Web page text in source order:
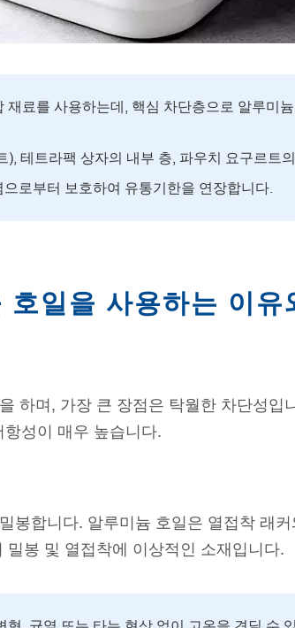
료를 사용하는데, 핵심 차단층으로 알루미
테트라팩 상자의 내부 층, 파우치 요구르트
로부터 보호하여 유통기한을 연장합니다.
일을 사용하는 이유
하며, 가장 큰 장점은 탁월한 차단성입
성이 매우 높습니다.
봉합니다. 알루미늄 호일은 열접착 래
봉 및 열접착에 이상적인 소재입니다.